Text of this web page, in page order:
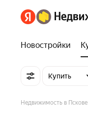
Новостройки
Купить
Недвижимость в Пскове